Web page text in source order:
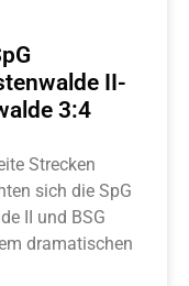
II-
3:4
Strecken
sich die SpG
II und BSG
dramatischen